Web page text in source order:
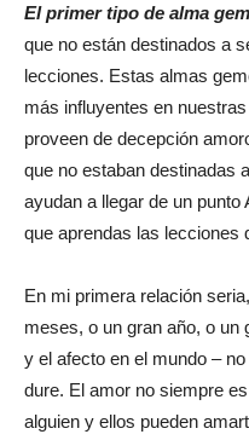
El primer tipo de alma
que no están destinados a
lecciones. Estas almas
más influyentes en
proveen de decepción
que no estaban destinadas
ayudan a llegar de un
que aprendas las lecciones
En mi primera relación
meses, o un gran año, o un
y el afecto en el mundo –
dure. El amor no siempre
alguien y ellos pueden